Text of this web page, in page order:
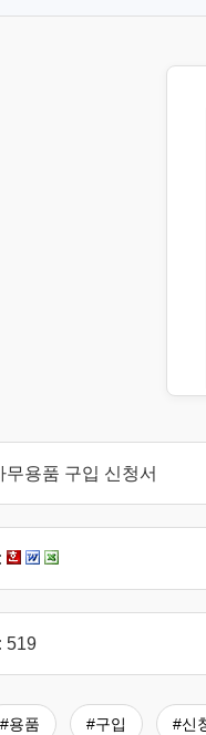
무용품 구입 신청서
519
#용품 #구입 #신